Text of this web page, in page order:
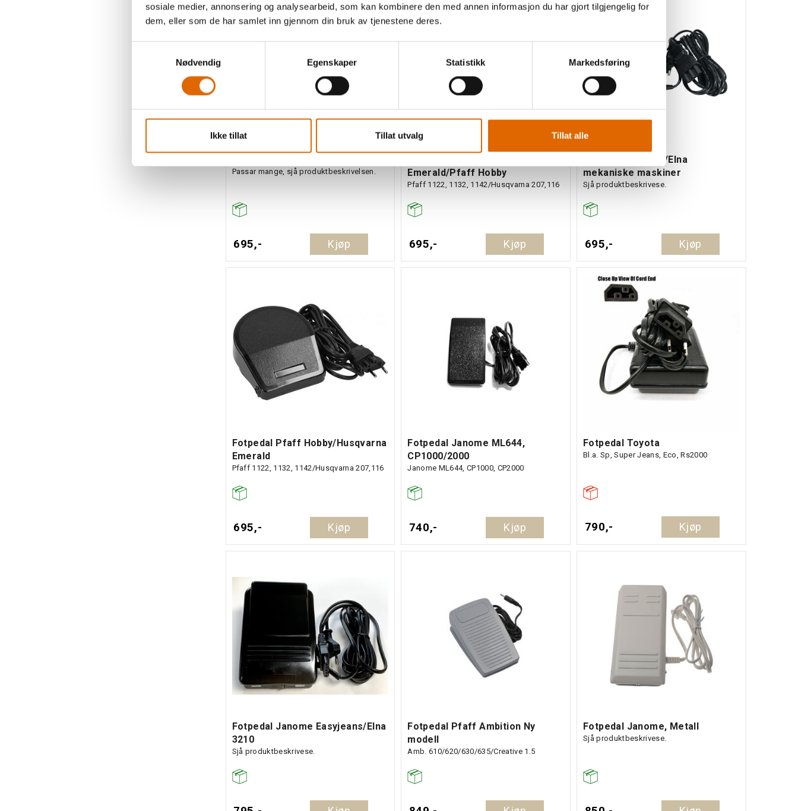
sosiale medier, annonsering og analysearbeid, som kan kombinere den med annen informasjon du har gjort tilgjengelig for
dem, eller som de har samlet inn gjennom din bruk av tjenestene deres.
Nødvendig
Egenskaper Statistikk Markedsføring
Ikke tillat Tillat utvalg Tillat alle
Passar mange, sjå produktbeskrivelsen.
695,- Kjøp
Emerald/Pfaff Hobby
Pfaff 1122, 1132, 1142/Husqvarna 207,116
695,- Kjøp
Fotpedal Janome/Elna
mekaniske maskiner
Sjå produktbeskrivese.
695,- Kjøp
Fotpedal Pfaff Hobby/Husqvarna
Emerald
Pfaff 1122, 1132, 1142/Husqvarna 207,116
695,- Kjøp
Fotpedal Janome ML644,
CP1000/2000
Janome ML644, CP1000, CP2000
740,- Kjøp
Fotpedal Toyota
Bl.a. Sp, Super Jeans, Eco, Rs2000
790,- Kjøp
Fotpedal Janome Easyjeans/Elna
3210
Sjå produktbeskrivese.
Fotpedal Pfaff Ambition Ny
modell
Amb. 610/620/630/635/Creative 1.5
Fotpedal Janome, Metall
Sjå produktbeskrivese.